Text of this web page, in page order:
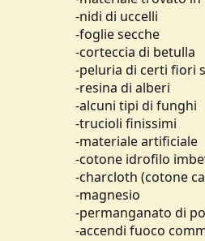
-nidi di uccelli
-foglie secche
-corteccia di betulla
-peluria di certi fiori
-resina di alberi
-alcuni tipi di funghi
-trucioli finissimi
-materiale artificiale
-cotone idrofilo
-charcloth (cotone
-magnesio
-permanganato di
-accendi fuoco